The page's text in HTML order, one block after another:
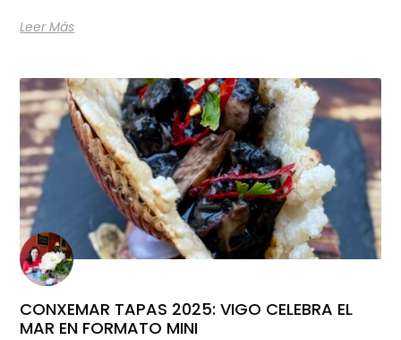
Leer Más
CONXEMAR TAPAS 2025: VIGO CELEBRA EL
MAR EN FORMATO MINI